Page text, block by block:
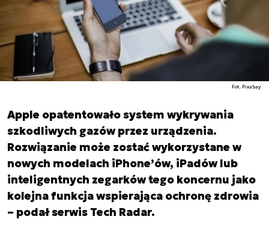
Fot. Pixabay
Apple opatentowało system wykrywania
szkodliwych gazów przez urządzenia.
Rozwiązanie może zostać wykorzystane w
nowych modelach iPhone’ów, iPadów lub
inteligentnych zegarków tego koncernu jako
kolejna funkcja wspierająca ochronę zdrowia
– podał serwis Tech Radar.